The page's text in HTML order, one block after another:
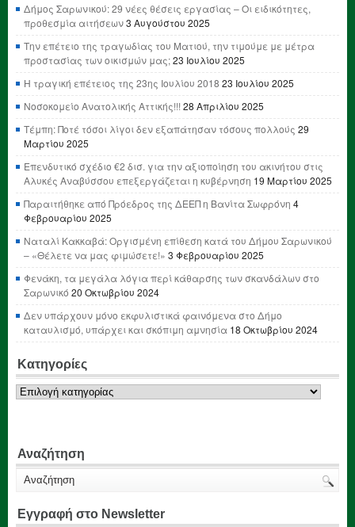
Δήμος Σαρωνικού: 29 νέες θέσεις εργασίας – Οι ειδικότητες,
προθεσμία αιτήσεων3 Αυγούστου 2025
Την επέτειο της τραγωδίας του Ματιού, την τιμούμε με μέτρα
προστασίας των οικισμών μας;23 Ιουλίου 2025
Η τραγική επέτειος της 23ης Ιουλίου 2018 23 Ιουλίου 2025
Νοσοκομείο Ανατολικής Αττικής!!! 28 Απριλίου 2025
Τέμπη: Ποτέ τόσοι λίγοι δεν εξαπάτησαν τόσους πολλούς 29
Μαρτίου 2025
Επενδυτικό σχέδιο €2 δισ. για την αξιοποίηση του ακινήτου στις
Αλυκές Αναβύσσου επεξεργάζεται η κυβέρνηση 19 Μαρτίου 2025
Παραιτήθηκε από Πρόεδρος της ΔΕΕΠ η Βανίτα Σωφρόνη 4
Φεβρουαρίου 2025
Ναταλί Κακκαβά: Οργισμένη επίθεση κατά του Δήμου Σαρωνικού
– «Θέλετε να μας φιμώσετε!» 3 Φεβρουαρίου 2025
Φενάκη, τα μεγάλα λόγια περί κάθαρσης των σκανδάλων στο
Σαρωνικό 20 Οκτωβρίου 2024
Δεν υπάρχουν μόνο εκφυλιστικά φαινόμενα στο Δήμο
καταυλισμό, υπάρχει και σκόπιμη αμνησία 18 Οκτωβρίου 2024
Κατηγορίες
Κατηγορίες
Αναζήτηση
Εγγραφή στο Newsletter